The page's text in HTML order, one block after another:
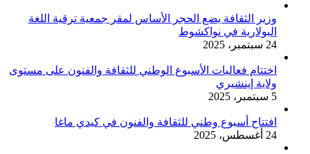
وزير الثقافة يضع الحجر الأساس لمقر جمعية ترقية اللغة
البولارية في نواكشوط
24 سبتمبر، 2025
اختتام فعاليات الأسبوع الوطني للثقافة والفنون على مستوى
ولاية إينشيري
5 سبتمبر، 2025
افتتاح أسبوع وطني للثقافة والفنون في كيدي ماغا
24 أغسطس، 2025